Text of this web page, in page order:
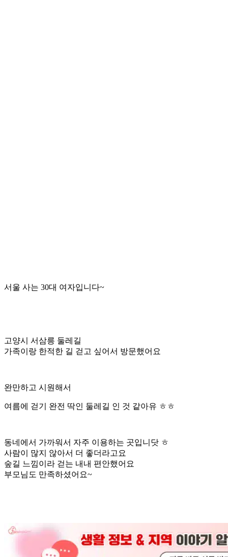
서울 사는 30대 여자입니다~
고양시 서삼릉 둘레길
가족이랑 한적한 길 걷고 싶어서 방문했어요
완만하고 시원해서
여름에 걷기 완전 딱인 둘레길 인 것 같아유 ㅎㅎ
동네에서 가까워서 자주 이용하는 곳입니닷 ㅎ
사람이 많지 않아서 더 좋더라고요
숲길 느낌이라 걷는 내내 편안했어요
부모님도 만족하셨어요~